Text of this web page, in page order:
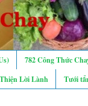
782 Công Thức
Lời Lành Tưới